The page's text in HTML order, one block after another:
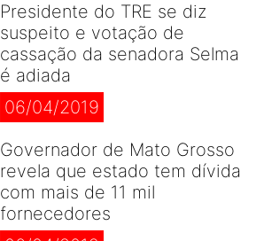
Presidente do TRE se diz
suspeito e votação de
cassação da senadora Selma
é adiada
06/04/2019
Governador de Mato Grosso
revela que estado tem dívida
com mais de 11 mil
fornecedores